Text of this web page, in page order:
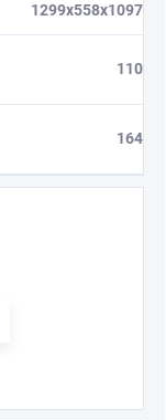
1299x558x1097
110
164